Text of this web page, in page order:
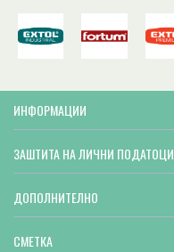
ИНФОРМАЦИИ
ЗАШТИТА НА ЛИЧНИ ПОДАТОЦИ
ДОПОЛНИТЕЛНО
СМЕТКА